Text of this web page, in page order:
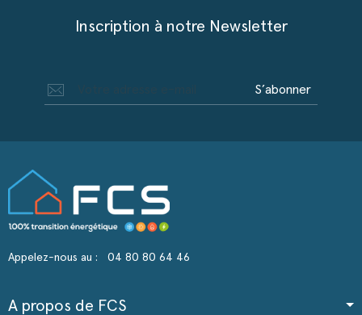
Inscription à notre Newsletter
S’abonner
Appelez-nous au : 04 80 80 64 46
A propos de FCS